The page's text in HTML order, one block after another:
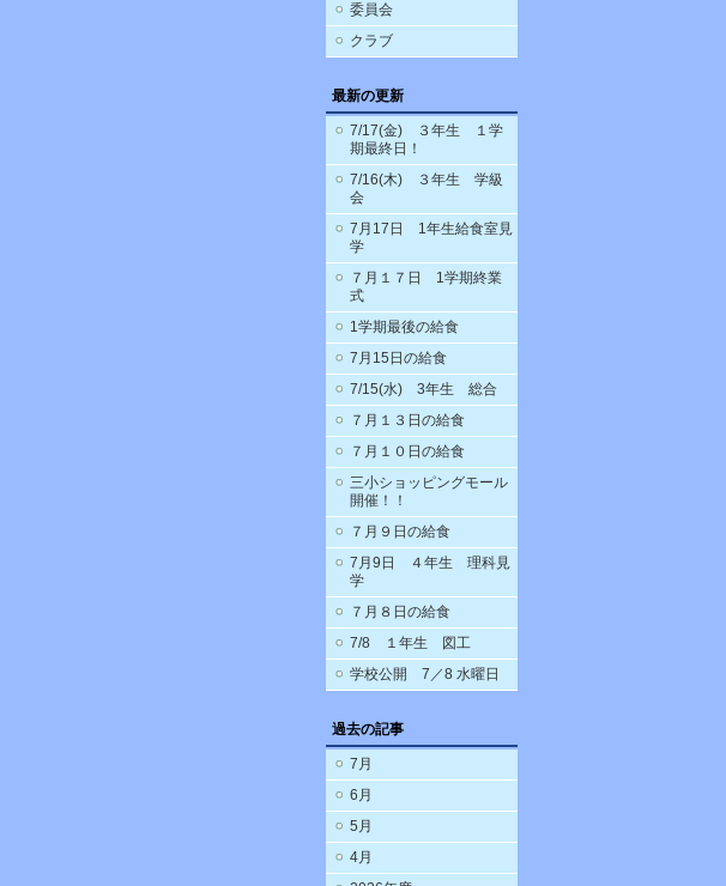
委員会
クラブ
最新の更新
7/17(金) ３年生 １学
期最終日！
7/16(木) ３年生 学級
会
7月17日 1年生給食室見
学
７月１７日 1学期終業
式
1学期最後の給食
7月15日の給食
7/15(水) 3年生 総合
７月１３日の給食
７月１０日の給食
三小ショッピングモール
開催！！
７月９日の給食
7月9日 ４年生 理科見
学
７月８日の給食
7/8 １年生 図工
学校公開 7／8 水曜日
過去の記事
7月
6月
5月
4月